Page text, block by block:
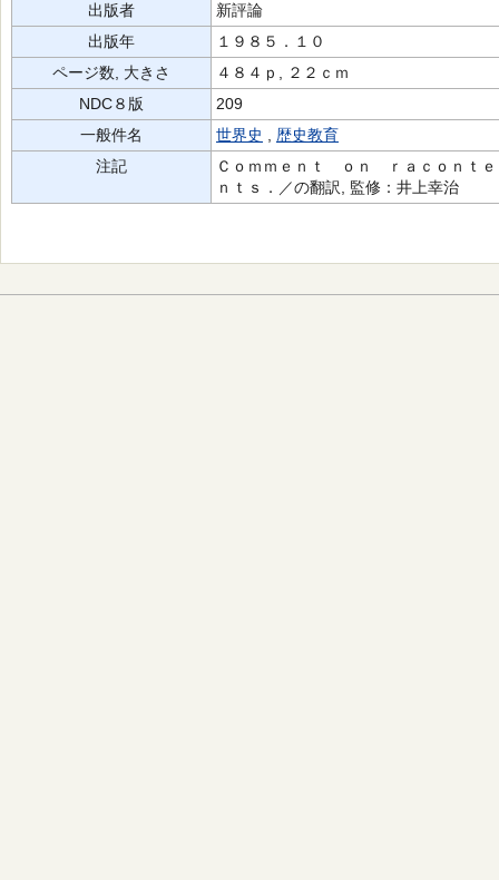
出版者
新評論
出版年
１９８５．１０
ページ数, 大きさ
４８４ｐ, ２２ｃｍ
NDC８版
209
一般件名
世界史
歴史教育
注記
Ｃｏｍｍｅｎｔ ｏｎ ｒａｃｏｎｔ
ｎｔｓ．／の翻訳, 監修：井上幸治